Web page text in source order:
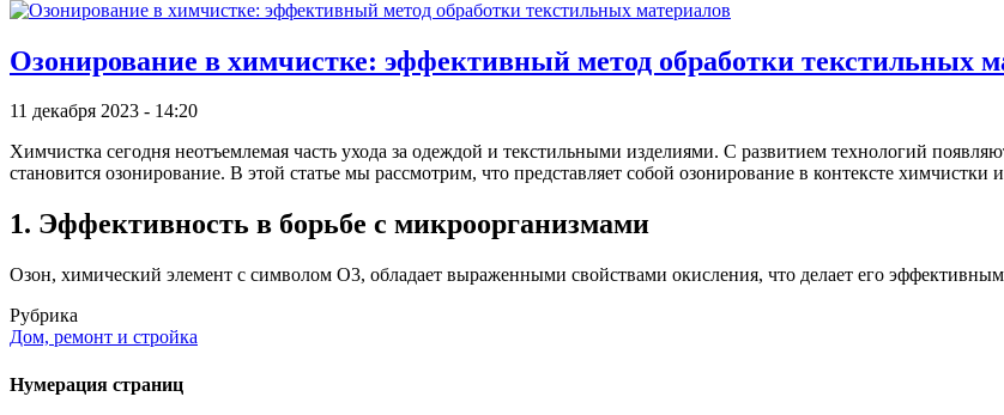
Озонирование в химчистке: эффективный метод обработки текстильных
11 декабря 2023 - 14:20
Химчистка сегодня неотъемлемая часть ухода за одеждой и текстильными изделиями. С развитием технологий
становится озонирование. В этой статье мы рассмотрим, что представляет собой озонирование в контексте
1. Эффективность в борьбе с микроорганизмами
Озон, химический элемент с символом O3, обладает выраженными свойствами окисления, что делает его
Рубрика
Дом, ремонт и стройка
Нумерация страниц